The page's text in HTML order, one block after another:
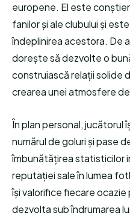
europene. El este
fanilor și ale clubului și
îndeplinirea acestora. De
dorește să dezvolte o
construiască relații solide
crearea unei atmosfere
În plan personal, jucătorul
numărul de goluri și pase
îmbunătățirea statisticilor
reputației sale în lumea
își valorifice fiecare ocazie
dezvolta sub îndrumarea